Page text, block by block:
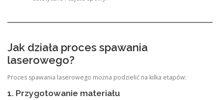
Jak działa proces spawania
laserowego?
Proces spawania laserowego można podzielić na kilka etapów:
1. Przygotowanie materiału